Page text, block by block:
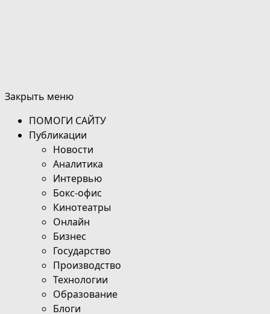
Закрыть меню
ПОМОГИ САЙТУ
Публикации
Новости
Аналитика
Интервью
Бокс-офис
Кинотеатры
Онлайн
Бизнес
Государство
Производство
Технологии
Образование
Блоги